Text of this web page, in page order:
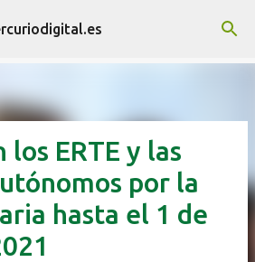
contenido principal
los ERTE y las
por la
hasta el 1 de